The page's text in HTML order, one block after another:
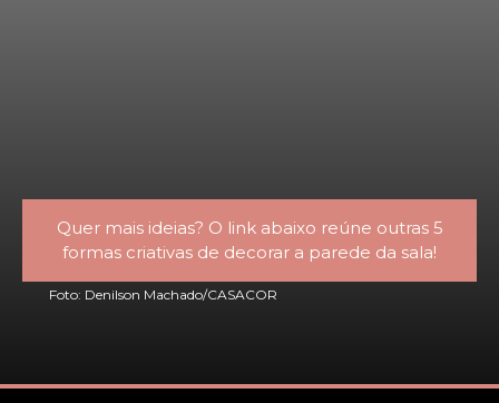
Quer mais ideias? O link abaixo reúne outras 5
formas criativas de decorar a parede da sala!
Foto: Denilson Machado/CASACOR